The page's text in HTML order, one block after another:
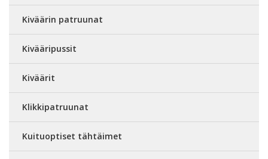
Kiväärin patruunat
Kivääripussit
Kiväärit
Klikkipatruunat
Kuituoptiset tähtäimet